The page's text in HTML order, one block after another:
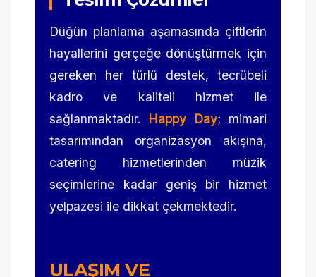
Düğün planlama aşamasında çiftlerin
hayallerini gerçeğe dönüştürmek için
gereken her türlü destek, tecrübeli
kadro ve kaliteli hizmet ile
sağlanmaktadır. Happy Day; mimari
tasarımından organizasyon akışına,
catering hizmetlerinden müzik
seçimlerine kadar geniş bir hizmet
yelpazesi ile dikkat çekmektedir.
ULAŞIM VE